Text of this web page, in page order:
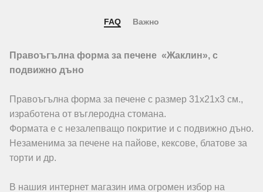
FAQ Важно
Правоъгълна форма за печене «Жаклин», с
подвижно дъно
Правоъгълна форма за печене с размер 31х21х3 см.,
изработена от въглеродна стомана.
Формата е с незалепващо покритие и с подвижно дъно.
Незаменима за печене на пайове, кексове, блатове за
торти и др.
В нашия интернет магазин има огромен избор на